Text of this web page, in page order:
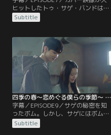
ヒットしたトゥ・サゲ・バンドは話
題を独占。ザ・クラウンのカムバッ
クとテヤンの新メンバー加入への関
らゆる手を尽くしトゥ・サゲ・バン
ドの活動を妨害しようと試みる。ま
すます溝が深くなるトゥ・サゲ・バ
ンドとテヤン。そんな中、ボムとテ
ヤンは思わぬ形で再会する--
Subtitle
四季の春～恋めぐる僕らの季節～ 第09話／字幕
字幕／EPISODE9／サゲの秘密を知
ったボム。しかし、サゲにはボムに
まだ伝えられていないもう一つの秘
密があった…。一方、スターになっ
Subtitle